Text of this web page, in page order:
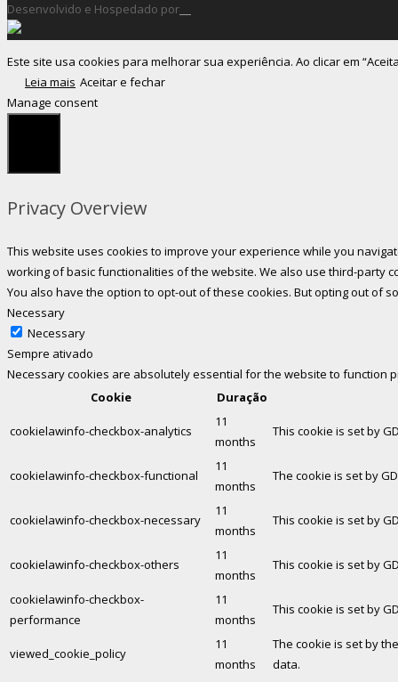
Desenvolvido e Hospedado por
Este site usa cookies para melhorar sua experiência. Ao clicar em
Leia mais Aceitar e fechar
Manage consent
Privacy Overview
This website uses cookies to improve your experience while you
working of basic functionalities of the website. We also use third-party
You also have the option to opt-out of these cookies. But opting out of
Necessary
Necessary
Sempre ativado
Necessary cookies are absolutely essential for the website to
Cookie
Duração
cookielawinfo-checkbox-analytics
11
months
This cookie is set by
cookielawinfo-checkbox-functional
11
months
The cookie is set by
cookielawinfo-checkbox-necessary
11
months
This cookie is set by
cookielawinfo-checkbox-others
11
months
This cookie is set by
cookielawinfo-checkbox-
performance
11
months
This cookie is set by
viewed_cookie_policy
11
months
The cookie is set by
data.